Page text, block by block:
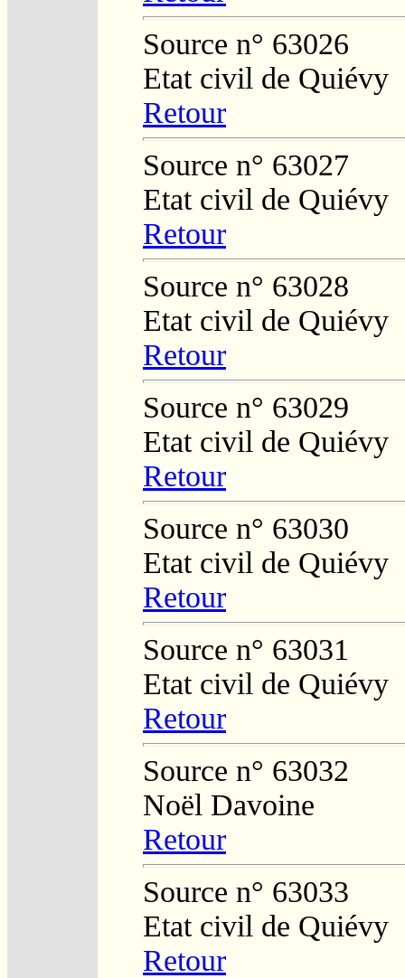
Source n° 63026
Etat civil de Quiévy
Retour
Source n° 63027
Etat civil de Quiévy
Retour
Source n° 63028
Etat civil de Quiévy
Retour
Source n° 63029
Etat civil de Quiévy
Retour
Source n° 63030
Etat civil de Quiévy
Retour
Source n° 63031
Etat civil de Quiévy
Retour
Source n° 63032
Noël Davoine
Retour
Source n° 63033
Etat civil de Quiévy
Retour